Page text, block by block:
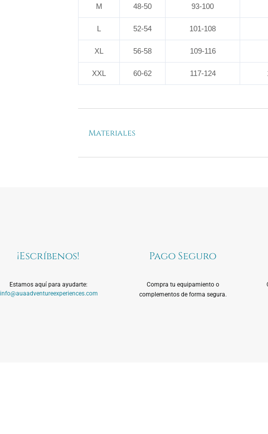
M 48-50 93-100
L 52-54 101-108
XL 56-58 109-116
XXL 60-62 117-124
Materiales
¡Escríbenos!
Estamos aquí para ayudarte:
info@auaadventureexperiences.com
Pago Seguro
Compra tu equipamiento o
complementos de forma segura.